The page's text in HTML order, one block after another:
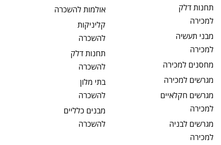
תחנות דלק
למכירה
מבני תעשיה
למכירה
מחסנים למכירה
מגרשים למכירה
מגרשים חקלאיים
למכירה
מגרשים לבניה
למכירה
אולמותלהשכרה
קליניקות
להשכרה
תחנות דלק
להשכרה
בתי מלון
להשכרה
מבנים כלליים
להשכרה